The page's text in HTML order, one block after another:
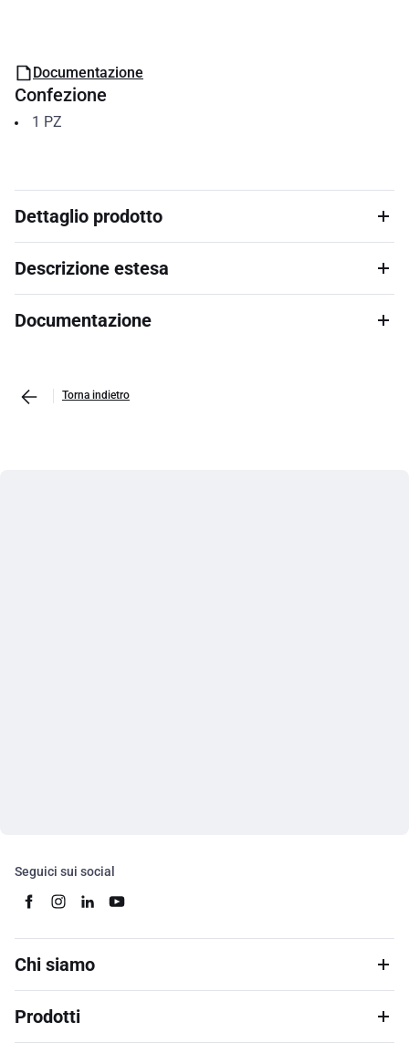
Documentazione
Confezione
1 PZ
Dettaglio prodotto
Descrizione estesa
Documentazione
Torna indietro
Seguici sui social
Chi siamo
Prodotti